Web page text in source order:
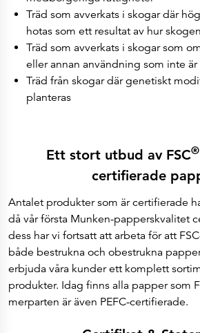
Träd som avverkats i skogar där
hotas som ett resultat av hur
Träd som avverkats i skogar som
eller annan användning som inte
Träd från skogar där genetiskt
planteras
Ett stort utbud av FSC®
certifierade
Antalet produkter som är certifierade
då vår första Munken-papperskvalitet
dess har vi fortsatt att arbeta för att
både bestrukna och obestrukna
erbjuda våra kunder ett komplett
produkter. Idag finns alla papper som
merparten är även PEFC-certifierade.